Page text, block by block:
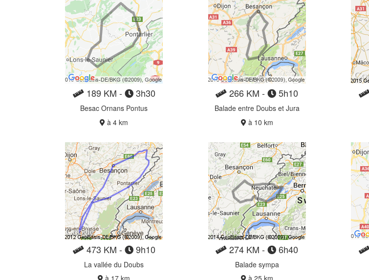
189 KM - 3h30
Besac Ornans Pontus
à 4 km
266 KM - 5h10
Balade entre Doubs et Jura
à 10 km
473 KM - 9h10
La vallée du Doubs
274 KM - 6h40
Balade sympa